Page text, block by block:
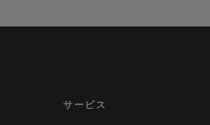
サービス